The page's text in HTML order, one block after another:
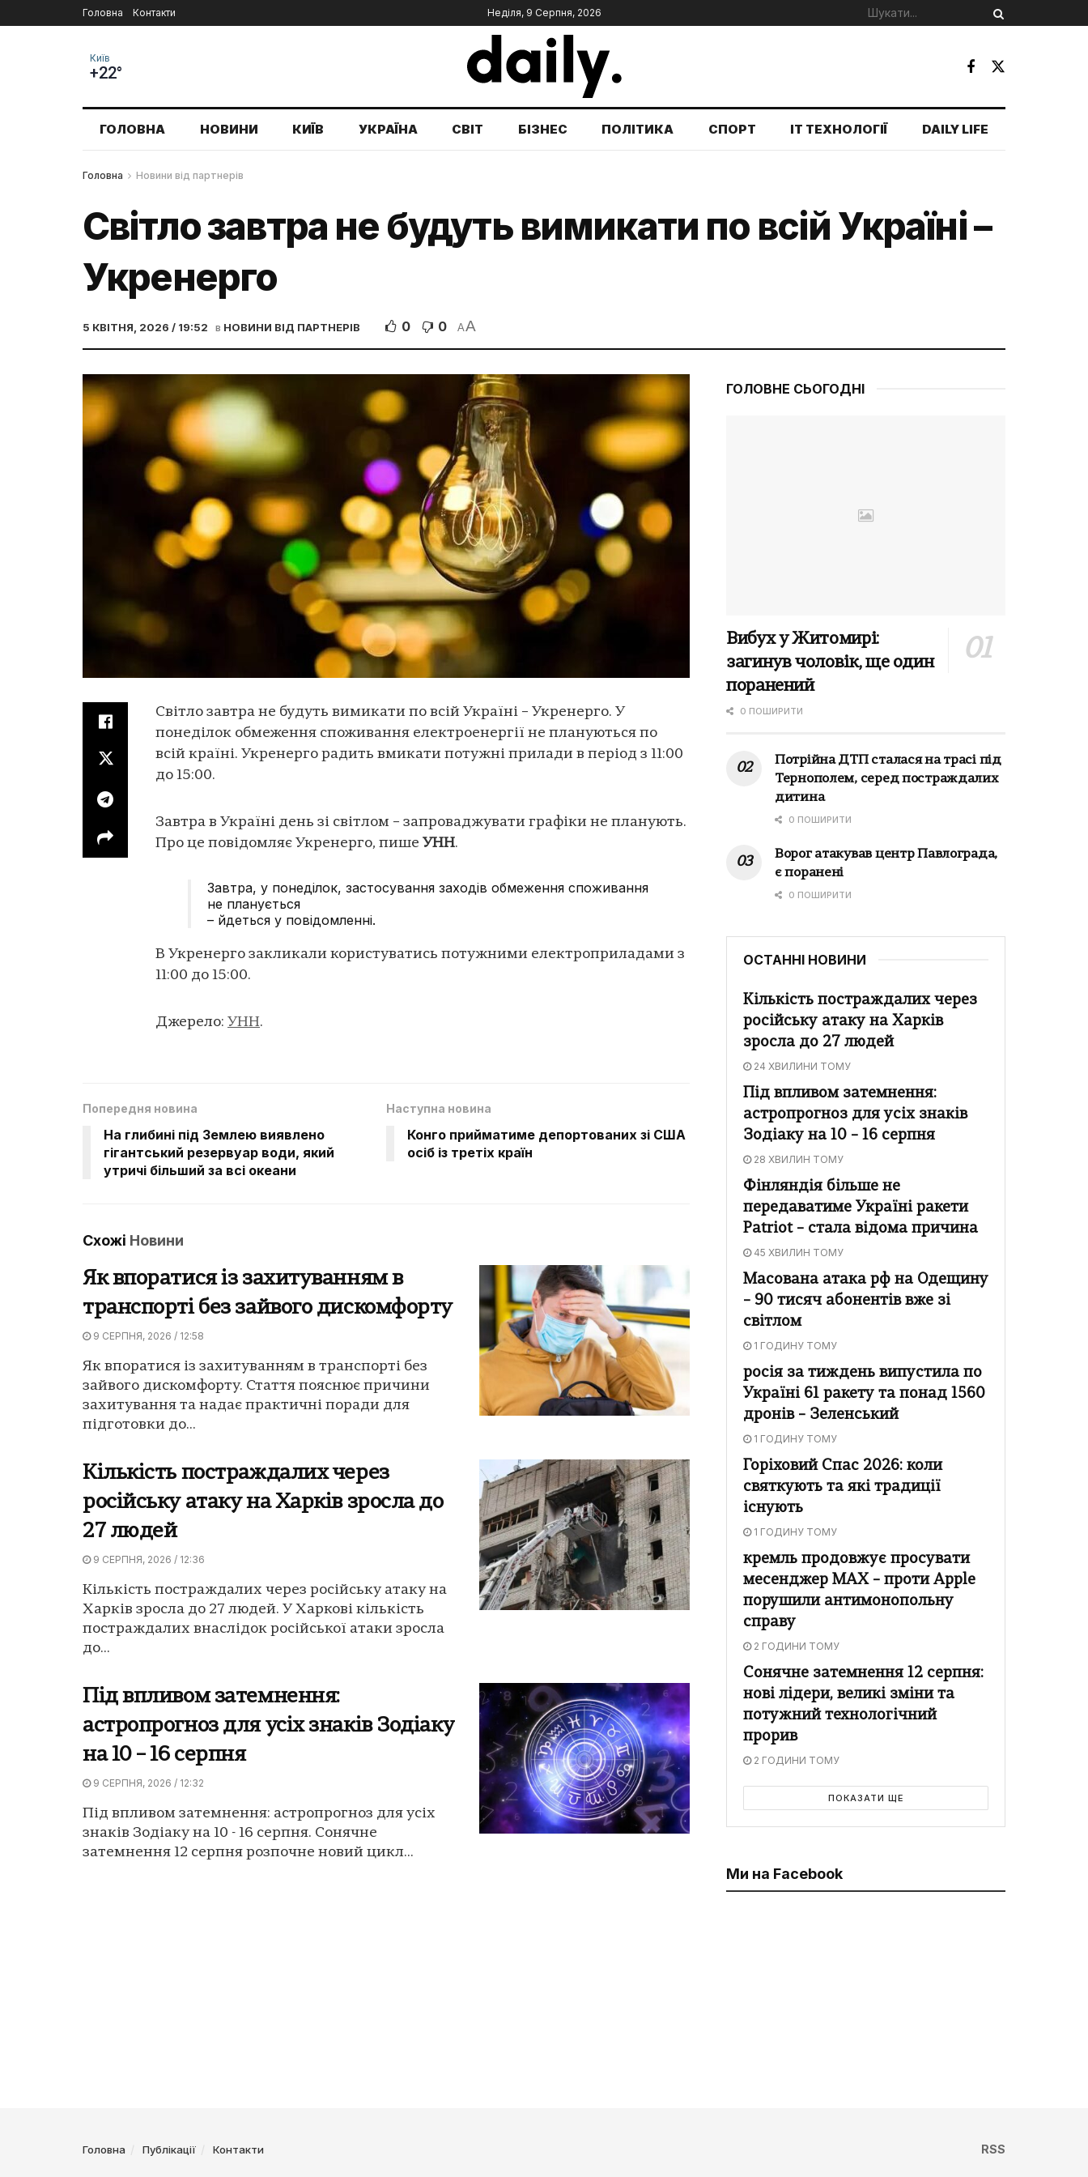
Головна Контакти Неділя, 9 Серпня, 2026
Київ
+22°
ГОЛОВНА НОВИНИ КИЇВ УКРАЇНА СВІТ БІЗНЕС ПОЛІТИКА СПОРТ IT ТЕХНОЛОГІЇ DAILY LIFE
Головна Новини від партнерів
Світло завтра не будуть вимикати по всій Україні –
Укренерго
5 КВІТНЯ, 2026 / 19:52 в НОВИНИ ВІД ПАРТНЕРІВ 0 0 AA
Світло завтра не будуть вимикати по всій Україні – Укренерго. У
понеділок обмеження споживання електроенергії не плануються по
всій країні. Укренерго радить вмикати потужні прилади в період з 11:00
до 15:00.
Завтра в Україні день зі світлом – запроваджувати графіки не планують.
Про це повідомляє Укренерго, пише УНН.
Завтра, у понеділок, застосування заходів обмеження споживання
не планується
– йдеться у повідомленні.
В Укренерго закликали користуватись потужними електроприладами з
11:00 до 15:00.
Джерело: УНН.
Попередня новина
На глибині під Землею виявлено
гігантський резервуар води, який
утричі більший за всі океани
Наступна новина
Конго прийматиме депортованих зі США
осіб із третіх країн
Схожі Новини
Як впоратися із захитуванням в
транспорті без зайвого дискомфорту
9 СЕРПНЯ, 2026 / 12:58
Як впоратися із захитуванням в транспорті без
зайвого дискомфорту. Стаття пояснює причини
захитування та надає практичні поради для
підготовки до...
Кількість постраждалих через
російську атаку на Харків зросла до
27 людей
9 СЕРПНЯ, 2026 / 12:36
Кількість постраждалих через російську атаку на
Харків зросла до 27 людей. У Харкові кількість
постраждалих внаслідок російської атаки зросла
до...
Під впливом затемнення:
астропрогноз для усіх знаків Зодіаку
на 10 – 16 серпня
9 СЕРПНЯ, 2026 / 12:32
Під впливом затемнення: астропрогноз для усіх
знаків Зодіаку на 10 - 16 серпня. Сонячне
затемнення 12 серпня розпочне новий цикл...
ГОЛОВНЕ СЬОГОДНІ
Вибух у Житомирі:
загинув чоловік, ще один
поранений
0 ПОШИРИТИ
Потрійна ДТП сталася на трасі під
Тернополем, серед постраждалих
дитина
0 ПОШИРИТИ
Ворог атакував центр Павлограда,
є поранені
0 ПОШИРИТИ
ОСТАННІ НОВИНИ
Кількість постраждалих через
російську атаку на Харків
зросла до 27 людей
24 ХВИЛИНИ ТОМУ
Під впливом затемнення:
астропрогноз для усіх знаків
Зодіаку на 10 – 16 серпня
28 ХВИЛИН ТОМУ
Фінляндія більше не
передаватиме Україні ракети
Patriot – стала відома причина
45 ХВИЛИН ТОМУ
Масована атака рф на Одещину
– 90 тисяч абонентів вже зі
світлом
1 ГОДИНУ ТОМУ
росія за тиждень випустила по
Україні 61 ракету та понад 1560
дронів – Зеленський
1 ГОДИНУ ТОМУ
Горіховий Спас 2026: коли
святкують та які традиції
існують
1 ГОДИНУ ТОМУ
кремль продовжує просувати
месенджер MAX – проти Apple
порушили антимонопольну
справу
2 ГОДИНИ ТОМУ
Сонячне затемнення 12 серпня:
нові лідери, великі зміни та
потужний технологічний
прорив
2 ГОДИНИ ТОМУ
ПОКАЗАТИ ЩЕ
Ми на Facebook
Головна Публікації Контакти RSS